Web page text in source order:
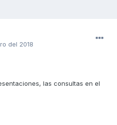
del 2018
las consultas en el